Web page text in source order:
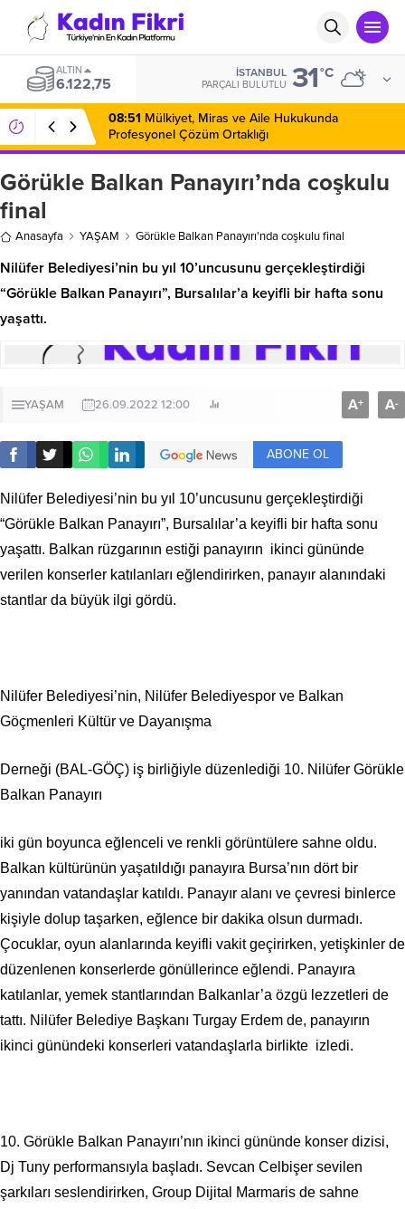
ALTIN
6.122,75
İSTANBUL
PARÇALI BULUTLU 31°C
08:51 Mülkiyet, Miras ve Aile Hukukunda
Profesyonel Çözüm Ortaklığı
Görükle Balkan Panayırı’nda coşkulu
final
Anasayfa YAŞAM Görükle Balkan Panayırı’nda coşkulu final
Nilüfer Belediyesi’nin bu yıl 10’uncusunu gerçekleştirdiği
“Görükle Balkan Panayırı”, Bursalılar’a keyifli bir hafta sonu
yaşattı.
YAŞAM 26.09.2022 12:00 A+ A-
ABONE OL
Nilüfer Belediyesi’nin bu yıl 10’uncusunu gerçekleştirdiği
“Görükle Balkan Panayırı”, Bursalılar’a keyifli bir hafta sonu
yaşattı. Balkan rüzgarının estiği panayırın ikinci gününde
verilen konserler katılanları eğlendirirken, panayır alanındaki
stantlar da büyük ilgi gördü.
Nilüfer Belediyesi’nin, Nilüfer Belediyespor ve Balkan
Göçmenleri Kültür ve Dayanışma
Derneği (BAL-GÖÇ) iş birliğiyle düzenlediği 10. Nilüfer Görükle
Balkan Panayırı
iki gün boyunca eğlenceli ve renkli görüntülere sahne oldu.
Balkan kültürünün yaşatıldığı panayıra Bursa’nın dört bir
yanından vatandaşlar katıldı. Panayır alanı ve çevresi binlerce
kişiyle dolup taşarken, eğlence bir dakika olsun durmadı.
Çocuklar, oyun alanlarında keyifli vakit geçirirken, yetişkinler de
düzenlenen konserlerde gönüllerince eğlendi. Panayıra
katılanlar, yemek stantlarından Balkanlar’a özgü lezzetleri de
tattı. Nilüfer Belediye Başkanı Turgay Erdem de, panayırın
ikinci günündeki konserleri vatandaşlarla birlikte izledi.
10. Görükle Balkan Panayırı’nın ikinci gününde konser dizisi,
Dj Tuny performansıyla başladı. Sevcan Celbişer sevilen
şarkıları seslendirirken, Group Dijital Marmaris de sahne